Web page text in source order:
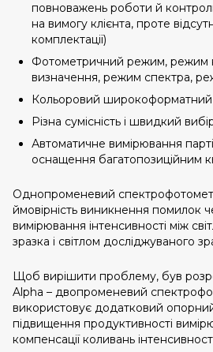
повноважень роботи й
на вимогу клієнта, проте
комплектації)
Фотометричний режим, режим
визначення, режим спектра,
Кольоровий широкоформатний
Різна сумісність і швидкий
Автоматичне вимірювання
оснащення багатопозиційним
Однопроменевий
ймовірність виникнення помилок
вимірювання інтенсивності між
зразка і світлом досліджуваного
Щоб вирішити проблему, був
Alpha – двопроменевий
використовує додатковий
підвищення продуктивності
компенсації коливань